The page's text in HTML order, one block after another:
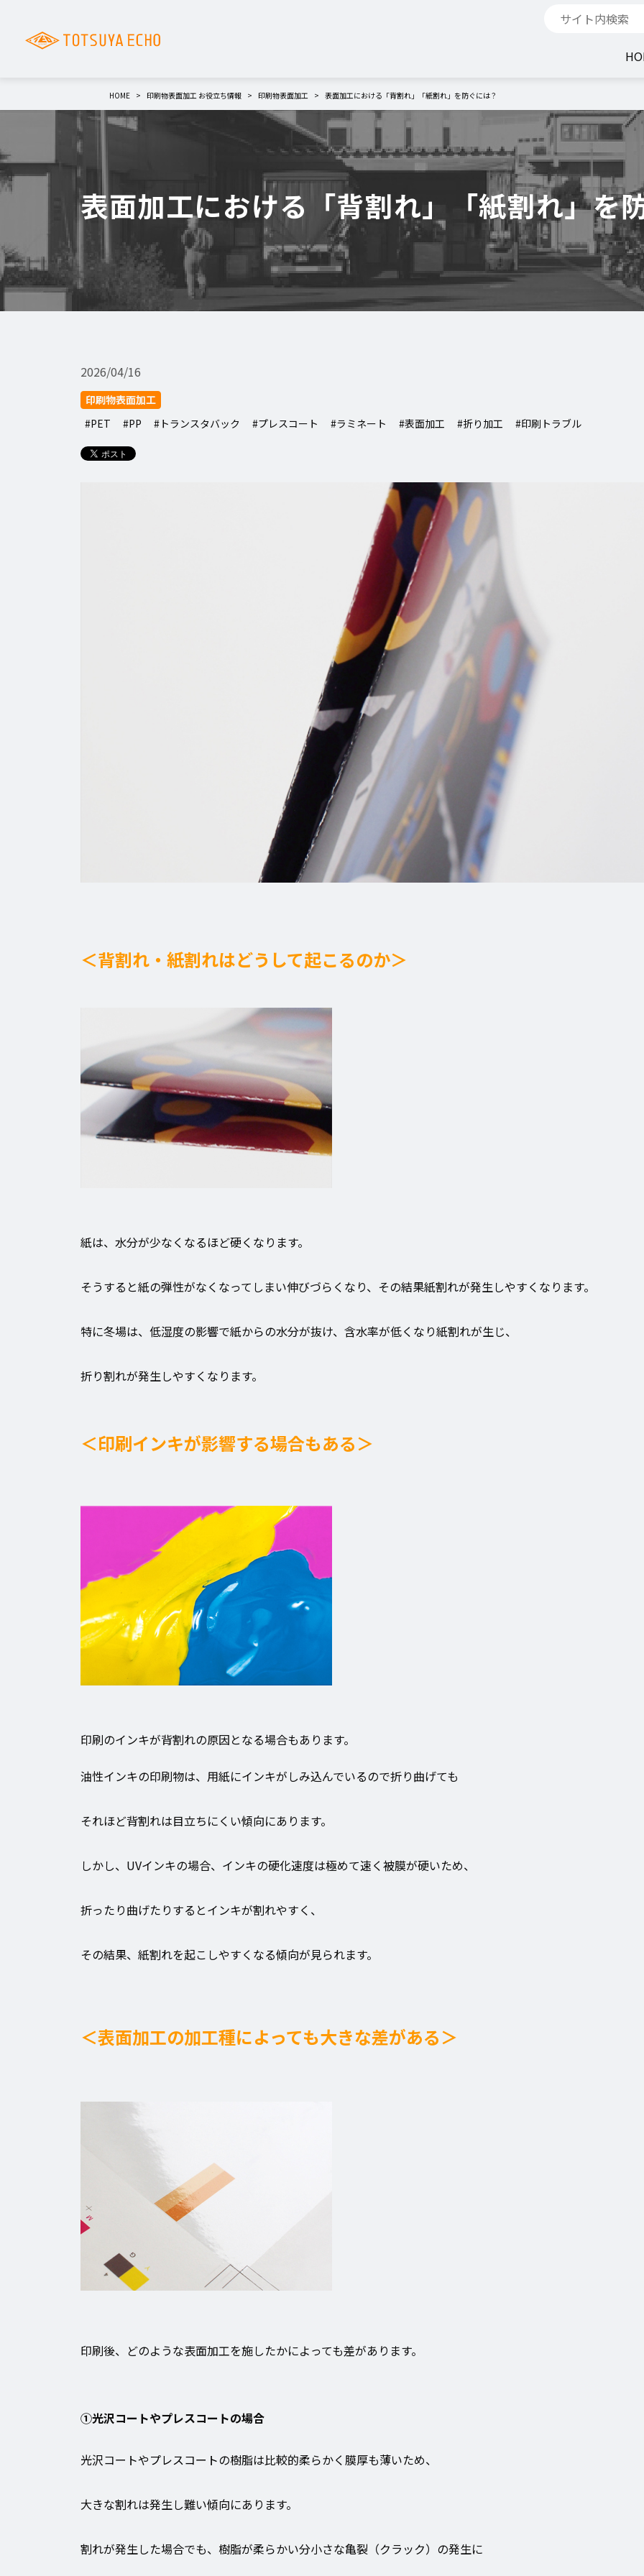
HOME 印刷物表面加工 お役立ち情報 印刷物表面加工 表面加工における「背割れ」「紙割れ」を防ぐには？
表面加工における「背割れ」「紙割れ」を
2026/04/16
印刷物表面加工
#PET
#PP #トランスタバック #プレスコート #ラミネート #表面加工 #折り加工 #印刷トラブル
＜背割れ・紙割れはどうして起こるのか＞
紙は、水分が少なくなるほど硬くなります。
そうすると紙の弾性がなくなってしまい伸びづらくなり、その結果紙割れが発生しやすくなります。
特に冬場は、低湿度の影響で紙からの水分が抜け、含水率が低くなり紙割れが生じ、
折り割れが発生しやすくなります。
＜印刷インキが影響する場合もある＞
印刷のインキが背割れの原因となる場合もあります。
油性インキの印刷物は、用紙にインキがしみ込んでいるので折り曲げても
それほど背割れは目立ちにくい傾向にあります。
しかし、UVインキの場合、インキの硬化速度は極めて速く被膜が硬いため、
折ったり曲げたりするとインキが割れやすく、
その結果、紙割れを起こしやすくなる傾向が見られます。
＜表面加工の加工種によっても大きな差がある＞
印刷後、どのような表面加工を施したかによっても差があります。
①光沢コートやプレスコートの場合
光沢コートやプレスコートの樹脂は比較的柔らかく膜厚も薄いため、
大きな割れは発生し難い傾向にあります。
割れが発生した場合でも、樹脂が柔らかい分小さな亀裂（クラック）の発生に